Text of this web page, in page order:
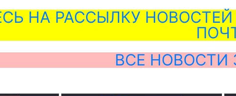
НА РАССЫЛКУ
ВСЕ НОВОСТИ